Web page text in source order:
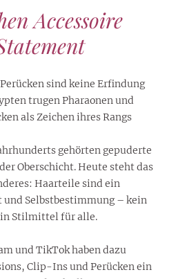
Accessoire
sind keine Erfindung
trugen Pharaonen und
als Zeichen ihres Rangs
gehörten gepuderte
Oberschicht. Heute steht das
Haarteile sind ein
Selbstbestimmung – kein
Stilmittel für alle.
und TikTok haben dazu
Clip-Ins und Perücken ein